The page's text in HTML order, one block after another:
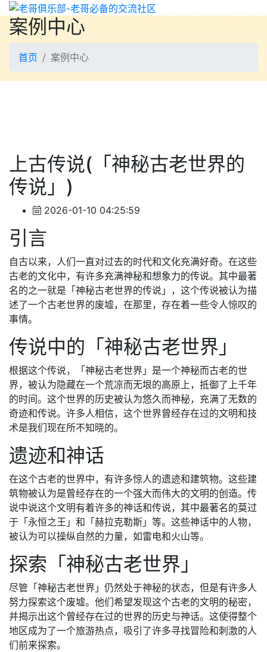
案例中心
首页 案例中心
上古传说(「神秘古老世界的
传说」)
2026-01-10 04:25:59
引言
自古以来，人们一直对过去的时代和文化充满好奇。在这些
古老的文化中，有许多充满神秘和想象力的传说。其中最著
名的之一就是「神秘古老世界的传说」，这个传说被认为描
述了一个古老世界的废墟，在那里，存在着一些令人惊叹的
事情。
传说中的「神秘古老世界」
根据这个传说，「神秘古老世界」是一个神秘而古老的世
界，被认为隐藏在一个荒凉而无垠的高原上，抵御了上千年
的时间。这个世界的历史被认为悠久而神秘，充满了无数的
奇迹和传说。许多人相信，这个世界曾经存在过的文明和技
术是我们现在所不知晓的。
遗迹和神话
在这个古老的世界中，有许多惊人的遗迹和建筑物。这些建
筑物被认为是曾经存在的一个强大而伟大的文明的创造。传
说中说这个文明有着许多的神话和传说，其中最著名的莫过
于「永恒之王」和「赫拉克勒斯」等。这些神话中的人物，
被认为可以操纵自然的力量，如雷电和火山等。
探索「神秘古老世界」
尽管「神秘古老世界」仍然处于神秘的状态，但是有许多人
努力探索这个废墟。他们希望发现这个古老的文明的秘密，
并揭示出这个曾经存在过的世界的历史与神话。这使得整个
地区成为了一个旅游热点，吸引了许多寻找冒险和刺激的人
们前来探索。